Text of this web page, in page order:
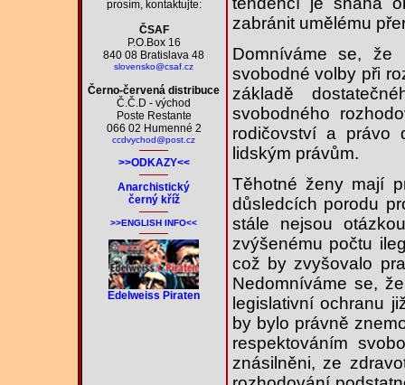
prosím, kontaktujte:
ČSAF
P.O.Box 16
840 08 Bratislava 48
slovensko@csaf.cz
Černo-červená distribuce
Č.Č.D - východ
Poste Restante
066 02 Humenné 2
ccdvychod@post.cz
>>ODKAZY<<
Anarchistický
černý kříž
>>ENGLISH INFO<<
Edelweiss Piraten
zabránit umělému
Domníváme se,
svobodné volby při
základě
svobodného
rodičovství a právo
lidským právům.
Těhotné ženy mají
důsledcích porodu
stále nejsou
zvýšenému počtu
což by zvyšovalo
Nedomníváme se,
legislativní ochranu
by bylo právně
respektováním
znásilněni, ze